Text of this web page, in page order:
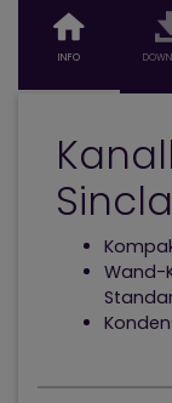
INFO
Wand-